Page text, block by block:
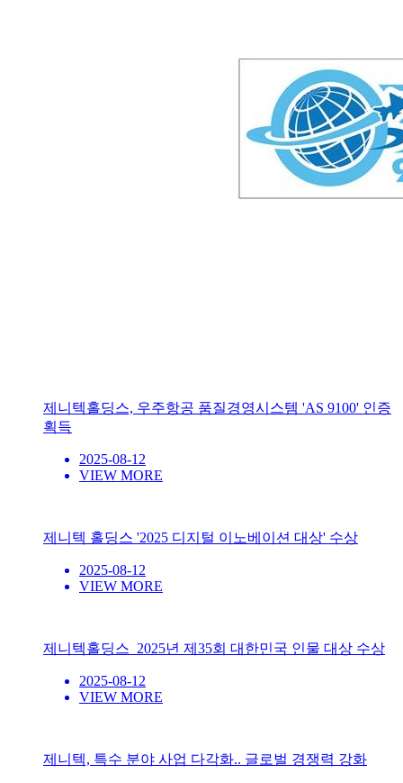
제니텍홀딩스, 우주항공 품질경영시스템 'AS 9100' 인증
획득
2025-08-12
VIEW MORE
제니텍 홀딩스 '2025 디지털 이노베이션 대상' 수상
2025-08-12
VIEW MORE
제니텍홀딩스_2025년 제35회 대한민국 인물 대상 수상
2025-08-12
VIEW MORE
제니텍, 특수 분야 사업 다각화.. 글로벌 경쟁력 강화